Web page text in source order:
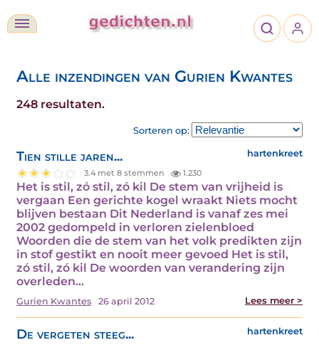
Alle inzendingen van Gurien Kwantes
248 resultaten.
Sorteren op:
Tien stille jaren... hartenkreet
3.4 met 8 stemmen 1.230
Het is stil, zó stil, zó kil De stem van vrijheid is
vergaan Een gerichte kogel wraakt Niets mocht
blijven bestaan Dit Nederland is vanaf zes mei
2002 gedompeld in verloren zielenbloed
Woorden die de stem van het volk predikten zijn
in stof gestikt en nooit meer gevoed Het is stil,
zó stil, zó kil De woorden van verandering zijn
overleden…
Gurien Kwantes 26 april 2012 Lees meer >
De vergeten steeg... hartenkreet